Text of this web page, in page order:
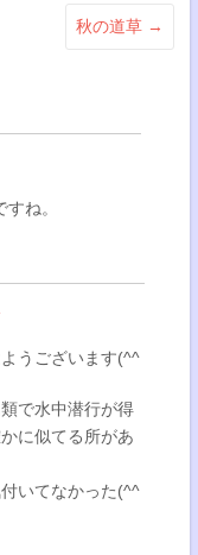
秋の道草 →
ね。
うございます(^^
で水中潜行が得
に似てる所があ
いてなかった(^^